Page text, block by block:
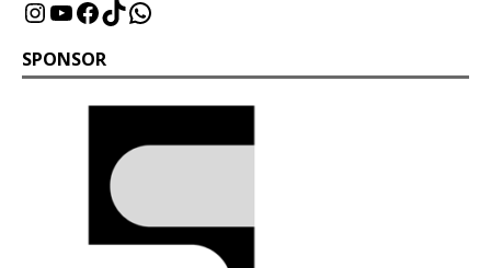
SPONSOR